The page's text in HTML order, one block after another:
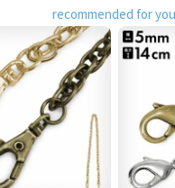
※10,000円以上ご購入頂いた場合
カンの付いたポーチやお財布に取
ーンとして使えて便利です。取り外
の持ち手に引っ掛けたりできます。
※大きなバッグや重たいバッグに
する場合があります。あらかじめ
持ち手 ストラップ チェーン ゴー
recommended for you